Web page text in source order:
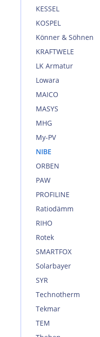
KESSEL
KOSPEL
Könner & Söhnen
KRAFTWELE
LK Armatur
Lowara
MAICO
MASYS
MHG
My-PV
NIBE
ORBEN
PAW
PROFILINE
Ratiodämm
RIHO
Rotek
SMARTFOX
Solarbayer
SYR
Technotherm
Tekmar
TEM